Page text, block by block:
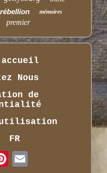
rébellion mémoires
premier
Nous
de
FR